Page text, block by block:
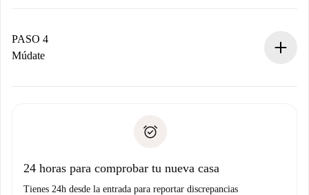
contacto con el propietario.
Si es rechazada: No te haremos ningún cargo y te
Prueba de solvencia
PASO 4
Múdate
no nos comunicas ningún problema.
24 horas para comprobar tu nueva casa
Tienes 24h desde la entrada para reportar discrepancias